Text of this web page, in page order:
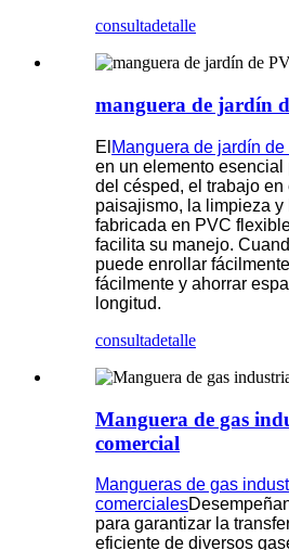
consultadetalle
manguera de jardín
El Manguera de jardín de
en un elemento
del césped, el trabajo en
paisajismo, la limpieza y
fabricada en PVC
facilita su manejo.
puede enrollar
fácilmente y ahorrar
longitud.
consultadetalle
Manguera de gas
comercial
Mangueras de gas
comerciales
para garantizar la
eficiente de diversos